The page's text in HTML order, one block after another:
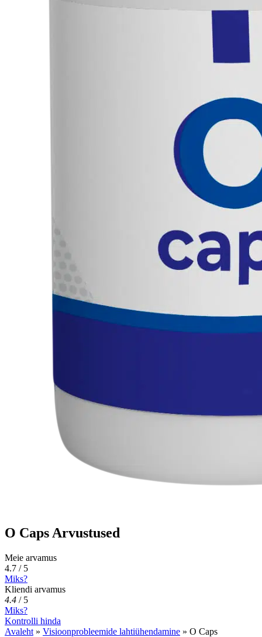
O Caps Arvustused
Meie arvamus
4.7 / 5
Miks?
Kliendi arvamus
4.4 / 5
Miks?
Kontrolli hinda
Avaleht » Visioonprobleemide lahtiühendamine » O Caps